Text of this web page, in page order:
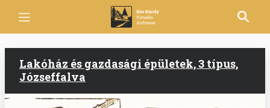
Lakóház és gazdasági épületek, 3 típus,
Józseffalva